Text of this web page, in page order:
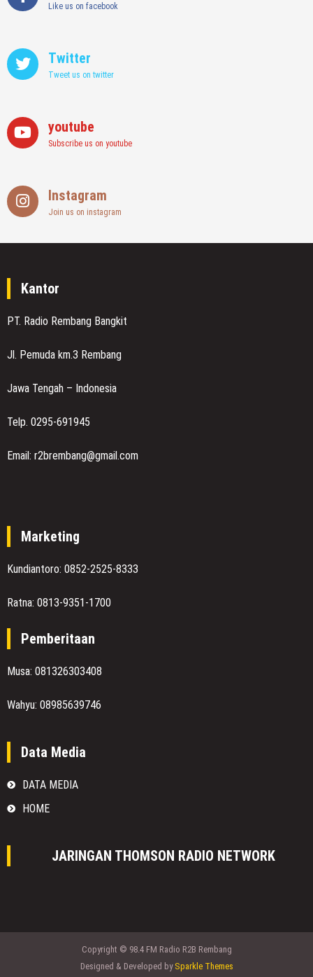
Like us on facebook
Twitter
Tweet us on twitter
youtube
Subscribe us on youtube
Instagram
Join us on instagram
Kantor
PT. Radio Rembang Bangkit
Jl. Pemuda km.3 Rembang
Jawa Tengah – Indonesia
Telp. 0295-691945
Email: r2brembang@gmail.com
Marketing
Kundiantoro: 0852-2525-8333
Ratna: 0813-9351-1700
Pemberitaan
Musa: 081326303408
Wahyu: 08985639746
Data Media
DATA MEDIA
HOME
JARINGAN THOMSON RADIO NETWORK
Copyright © 98.4 FM Radio R2B Rembang
Designed & Developed by Sparkle Themes